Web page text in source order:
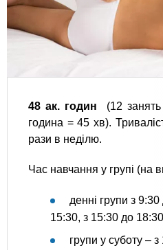
48 ак. годин
(12
година = 45 хв).
рази в неділю.
Час навчання у групі (на
денні групи з
15:30, з 15:30 до
групи у суботу –